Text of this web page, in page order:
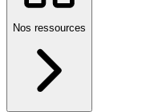
Nos ressources